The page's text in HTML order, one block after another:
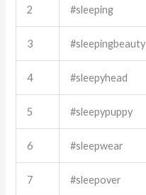
2 #sleeping
3 #sleepingbeauty
4 #sleepyhead
5 #sleepypuppy
6 #sleepwear
7 #sleepover